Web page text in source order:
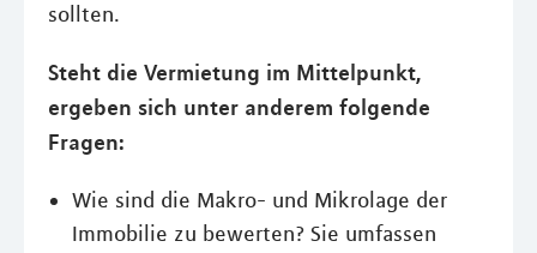
sollten.
Steht die Vermietung im Mittelpunkt,
ergeben sich unter anderem folgende
Fragen:
Wie sind die Makro- und Mikrolage der
Immobilie zu bewerten? Sie umfassen